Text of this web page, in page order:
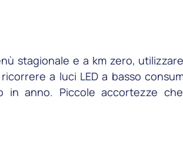
stagionale e a km zero,
a luci LED a basso
anno. Piccole accortezze